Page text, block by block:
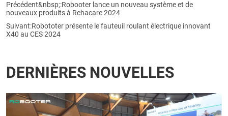
Précédent&nbsp;:Robooter lance un nouveau système et de
nouveaux produits à Rehacare 2024
Suivant:Robototer présente le fauteuil roulant électrique innovant
X40 au CES 2024
DERNIÈRES NOUVELLES